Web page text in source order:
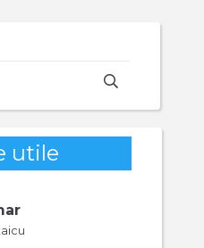
utile